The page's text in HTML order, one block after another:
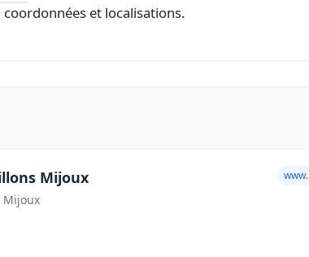
et localisations.
Mijoux
Mijoux